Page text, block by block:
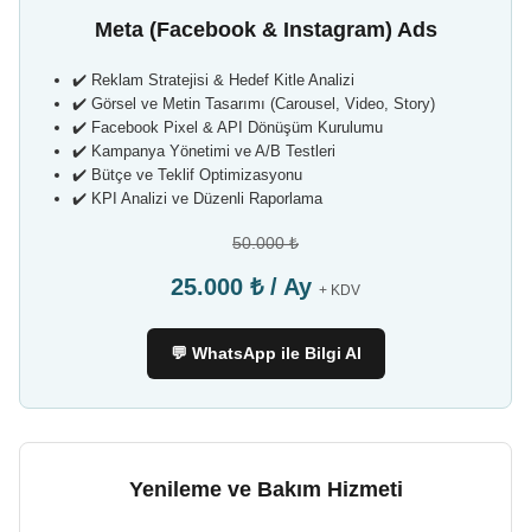
Meta (Facebook & Instagram) Ads
✔️ Reklam Stratejisi & Hedef Kitle Analizi
✔️ Görsel ve Metin Tasarımı (Carousel, Video, Story)
✔️ Facebook Pixel & API Dönüşüm Kurulumu
✔️ Kampanya Yönetimi ve A/B Testleri
✔️ Bütçe ve Teklif Optimizasyonu
✔️ KPI Analizi ve Düzenli Raporlama
50.000 ₺
25.000 ₺ / Ay + KDV
💬 WhatsApp ile Bilgi Al
Yenileme ve Bakım Hizmeti